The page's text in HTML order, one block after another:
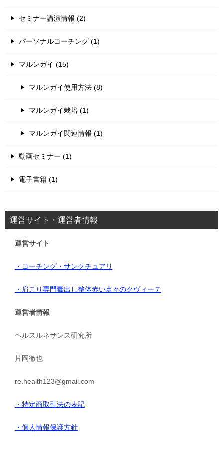
セミナー講演情報 (2)
パーソナルコーチング (1)
マルンガイ (15)
マルンガイ使用方法 (8)
マルンガイ栽培 (1)
マルンガイ関連情報 (1)
動画セミナー (1)
電子書籍 (1)
運営サイト・運営者情報
運営サイト
・コーチング・サンクチュアリ
・肩こり専門毒出し整体赤い点々のクヴィーテ
運営者情報
ヘルスルネサンス研究所
片岡徹也
re.health123@gmail.com
・特定商取引法の表記
・個人情報保護方針